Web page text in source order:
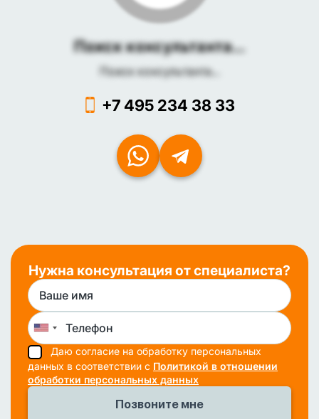
Поиск консультанта...
Поиск консультанта...
+7 495 234 38 33
Нужна консультация от специалиста?
Даю согласие на обработку персональных
данных в соответствии с Политикой в отношении
обработки персональных данных